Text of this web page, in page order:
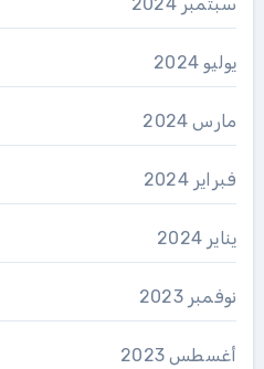
يوليو 2024
مارس 2024
فبراير 2024
يناير 2024
نوفمبر 2023
أغسطس 2023